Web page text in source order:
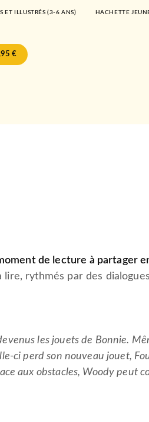
ET ILLUSTRÉS (3-6 ANS) HACHETTE
€
de lecture à partager
rythmés par des
les jouets de Bonnie.
ci perd son nouveau jouet,
aux obstacles, Woody peut